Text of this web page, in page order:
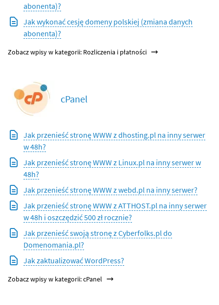
abonenta)?
Jak wykonać cesję domeny polskiej (zmiana danych
abonenta)?
Zobacz wpisy w kategorii: Rozliczenia i płatności
cPanel
Jak przenieść stronę WWW z dhosting.pl na inny serwer
w 48h?
Jak przenieść stronę WWW z Linux.pl na inny serwer w
48h?
Jak przenieść stronę WWW z webd.pl na inny serwer?
Jak przenieść stronę WWW z ATTHOST.pl na inny serwer
w 48h i oszczędzić 500 zł rocznie?
Jak przenieść swoją stronę z Cyberfolks.pl do
Domenomania.pl?
Jak zaktualizować WordPress?
Zobacz wpisy w kategorii: cPanel